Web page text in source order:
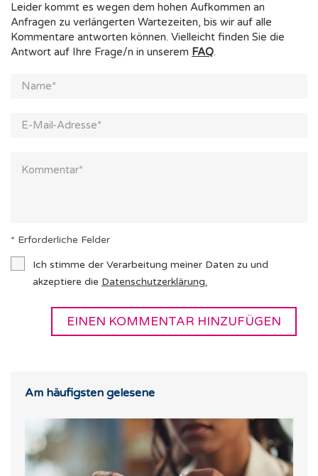
Leider kommt es wegen dem hohen Aufkommen an
Anfragen zu verlängerten Wartezeiten, bis wir auf alle
Kommentare antworten können. Vielleicht finden Sie die
Antwort auf Ihre Frage/n in unserem FAQ.
* Erforderliche Felder
Ich stimme der Verarbeitung meiner Daten zu und
akzeptiere die Datenschutzerklärung.
Am häufigsten gelesene